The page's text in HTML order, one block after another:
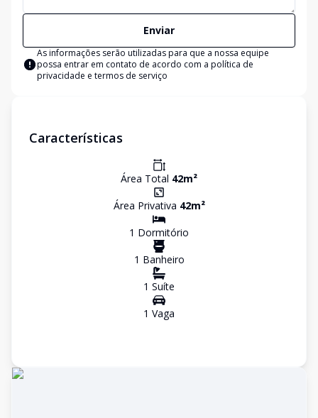
Enviar
As informações serão utilizadas para que a nossa equipe
possa entrar em contato de acordo com a política de
privacidade e termos de serviço
Características
Área Total 42m²
Área Privativa 42m²
1 Dormitório
1 Banheiro
1 Suíte
1 Vaga